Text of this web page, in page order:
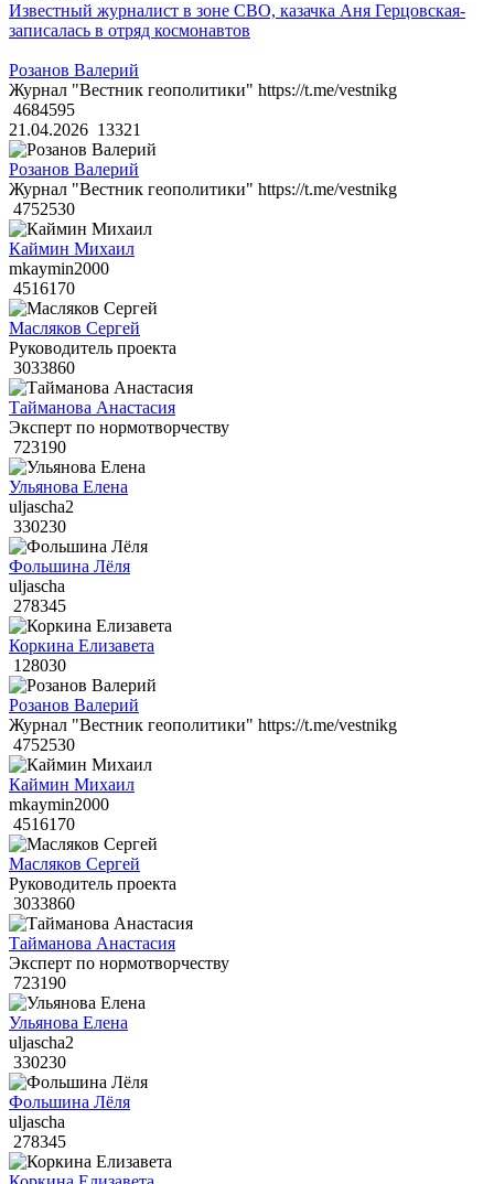
Известный журналист в зоне СВО, казачка Аня Герцовская-
записалась в отряд космонавтов
Розанов Валерий
Журнал "Вестник геополитики" https://t.me/vestnikg
4684595
21.04.2026 13321
Розанов Валерий
Журнал "Вестник геополитики" https://t.me/vestnikg
4752530
Каймин Михаил
mkaymin2000
4516170
Масляков Сергей
Руководитель проекта
3033860
Тайманова Анастасия
Эксперт по нормотворчеству
723190
Ульянова Елена
uljascha2
330230
Фольшина Лёля
uljascha
278345
Коркина Елизавета
128030
Розанов Валерий
Журнал "Вестник геополитики" https://t.me/vestnikg
4752530
Каймин Михаил
mkaymin2000
4516170
Масляков Сергей
Руководитель проекта
3033860
Тайманова Анастасия
Эксперт по нормотворчеству
723190
Ульянова Елена
uljascha2
330230
Фольшина Лёля
uljascha
278345